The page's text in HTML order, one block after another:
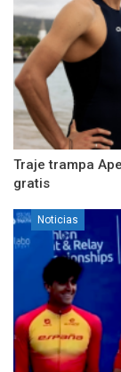
Traje trampa
gratis
Noticias